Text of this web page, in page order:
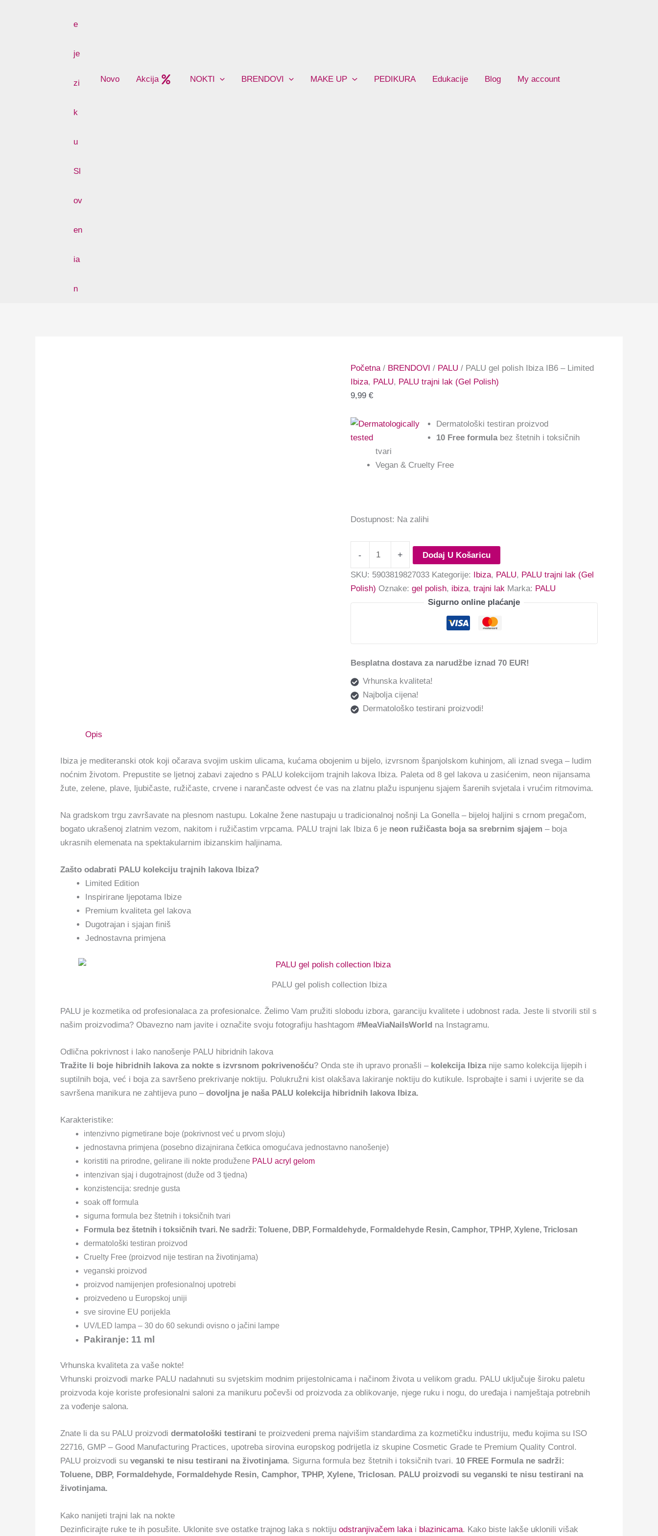
Novo Akcija NOKTI BRENDOVI MAKE UP PEDIKURA Edukacije Blog My account
Početna/ BRENDOVI / PALU / PALU gel polish Ibiza IB6 – Limited
Ibiza, PALU, PALU trajni lak (Gel Polish)
9,99 €
Dermatološki testiran proizvod
10 Free formulabez štetnih i toksičnih
tvari
Vegan & Cruelty Free
Dostupnost: Na zalihi
- + Dodaj U Košaricu
SKU: 5903819827033 Kategorije: Ibiza, PALU, PALU trajni lak (Gel
Polish) Oznake: gel polish, ibiza, trajni lak Marka: PALU
Sigurno online plaćanje
Besplatna dostava za narudžbe iznad 70 EUR!
Vrhunska kvaliteta!
Najbolja cijena!
Dermatološko testirani proizvodi!
Opis
Ibiza je mediteranski otok koji očarava svojim uskim ulicama, kućama obojenim u bijelo, izvrsnom španjolskom kuhinjom, ali iznad svega ‒ ludim
noćnim životom. Prepustite se ljetnoj zabavi zajedno s PALU kolekcijom trajnih lakova Ibiza. Paleta od 8 gel lakova u zasićenim, neon nijansama
žute, zelene, plave, ljubičaste, ružičaste, crvene i narančaste odvest će vas na zlatnu plažu ispunjenu sjajem šarenih svjetala i vrućim ritmovima.
Na gradskom trgu završavate na plesnom nastupu. Lokalne žene nastupaju u tradicionalnoj nošnji La Gonella ‒ bijeloj haljini s crnom pregačom,
bogato ukrašenoj zlatnim vezom, nakitom i ružičastim vrpcama. PALU trajni lak Ibiza 6 je neon ružičasta boja sa srebrnim sjajem ‒ boja
ukrasnih elemenata na spektakularnim ibizanskim haljinama.
Zašto odabrati PALU kolekciju trajnih lakova Ibiza?
Limited Edition
Inspirirane ljepotama Ibize
Premium kvaliteta gel lakova
Dugotrajan i sjajan finiš
Jednostavna primjena
PALU gel polish collection Ibiza
PALU je kozmetika od profesionalaca za profesionalce. Želimo Vam pružiti slobodu izbora, garanciju kvalitete i udobnost rada. Jeste li stvorili stil s
našim proizvodima? Obavezno nam javite i označite svoju fotografiju hashtagom #MeaViaNailsWorld na Instagramu.
Odlična pokrivnost i lako nanošenje PALU hibridnih lakova
Tražite li boje hibridnih lakova za nokte s izvrsnom pokrivenošću? Onda ste ih upravo pronašli – kolekcija Ibizanije samo kolekcija lijepih i
suptilnih boja, već i boja za savršeno prekrivanje noktiju. Polukružni kist olakšava lakiranje noktiju do kutikule. Isprobajte i sami i uvjerite se da
savršena manikura ne zahtijeva puno – dovoljna je naša PALU kolekcija hibridnih lakova Ibiza.
Karakteristike:
intenzivno pigmetirane boje (pokrivnost već u prvom sloju)
jednostavna primjena (posebno dizajnirana četkica omogućava jednostavno nanošenje)
koristiti na prirodne, gelirane ili nokte produžene PALU acryl gelom
intenzivan sjaj i dugotrajnost (duže od 3 tjedna)
konzistencija: srednje gusta
soak off formula
sigurna formula bez štetnih i toksičnih tvari
Formula bez štetnih i toksičnih tvari. Ne sadrži: Toluene, DBP, Formaldehyde, Formaldehyde Resin, Camphor, TPHP, Xylene, Triclosan
dermatološki testiran proizvod
Cruelty Free (proizvod nije testiran na životinjama)
veganski proizvod
proizvod namijenjen profesionalnoj upotrebi
proizvedeno u Europskoj uniji
sve sirovine EU porijekla
UV/LED lampa – 30 do 60 sekundi ovisno o jačini lampe
Pakiranje: 11 ml
Vrhunska kvaliteta za vaše nokte!
Vrhunski proizvodi marke PALU nadahnuti su svjetskim modnim prijestolnicama i načinom života u velikom gradu. PALU uključuje široku paletu
proizvoda koje koriste profesionalni saloni za manikuru počevši od proizvoda za oblikovanje, njege ruku i nogu, do uređaja i namještaja potrebnih
za vođenje salona.
Znate li da su PALU proizvodi dermatološki testirani te proizvedeni prema najvišim standardima za kozmetičku industriju, među kojima su ISO
22716, GMP – Good Manufacturing Practices, upotreba sirovina europskog podrijetla iz skupine Cosmetic Grade te Premium Quality Control.
PALU proizvodi su veganski te nisu testirani na životinjama. Sigurna formula bez štetnih i toksičnih tvari. 10 FREE Formula ne sadrži:
Toluene, DBP, Formaldehyde, Formaldehyde Resin, Camphor, TPHP, Xylene, Triclosan. PALU proizvodi su veganski te nisu testirani na
životinjama.
Kako nanijeti trajni lak na nokte
Dezinficirajte ruke te ih posušite. Uklonite sve ostatke trajnog laka s noktiju odstranjivačem laka i blazinicama. Kako biste lakše uklonili višak